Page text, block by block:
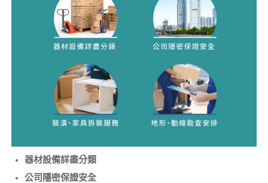
器材設備詳盡分類
公司隱密保證安全